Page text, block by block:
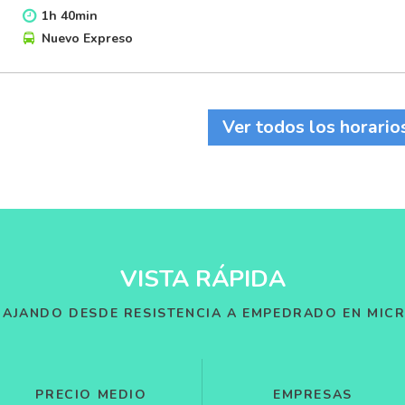
1h 40min
Nuevo Expreso
Ver todos los
VISTA RÁPIDA
DESDE RESISTENCIA A EMPEDRADO EN
PRECIO MEDIO EMPRESAS